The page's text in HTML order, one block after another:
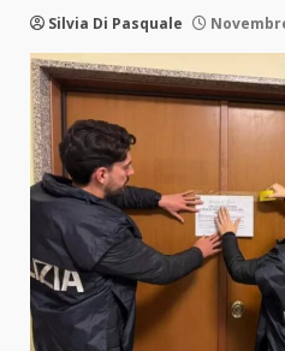
Silvia Di Pasquale